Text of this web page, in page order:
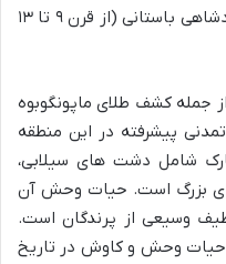
میراث جهانی یونسکو، پایتخت یک پادشاهی باستانی (از قرن ۹ تا ۱۳
جمله کشف طلای ماپونگوبوه
پیشرفته در این منطقه
شامل دشت های سیلابی،
بزرگ است. حیات وحش آن
وسیعی از پرندگان است.
حیات وحش و کاوش در تاریخ